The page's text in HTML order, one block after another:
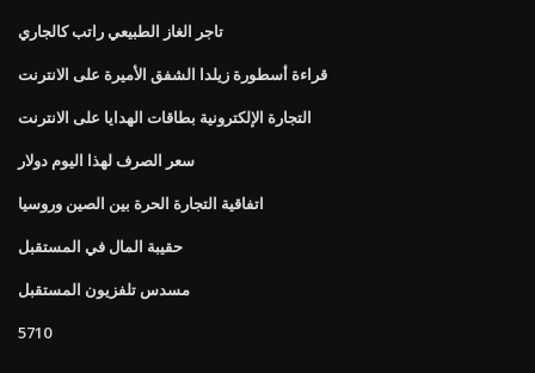
تاجر الغاز الطبيعي راتب كالجاري
قراءة أسطورة زيلدا الشفق الأميرة على الانترنت
التجارة الإلكترونية بطاقات الهدايا على الانترنت
سعر الصرف لهذا اليوم دولار
اتفاقية التجارة الحرة بين الصين وروسيا
حقيبة المال في المستقبل
مسدس تلفزيون المستقبل
5710